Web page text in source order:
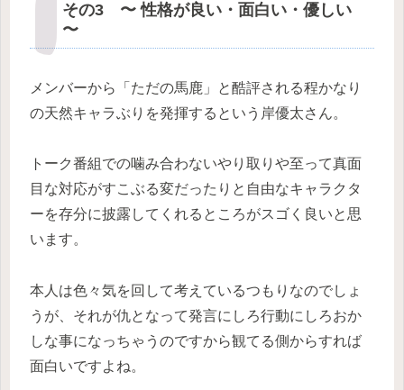
その3 〜 性格が良い・面白い・優しい
〜
メンバーから「ただの馬鹿」と酷評される程かなり
の天然キャラぶりを発揮するという岸優太さん。
トーク番組での噛み合わないやり取りや至って真面
目な対応がすこぶる変だったりと自由なキャラクタ
ーを存分に披露してくれるところがスゴく良いと思
います。
本人は色々気を回して考えているつもりなのでしょ
うが、それが仇となって発言にしろ行動にしろおか
しな事になっちゃうのですから観てる側からすれば
面白いですよね。